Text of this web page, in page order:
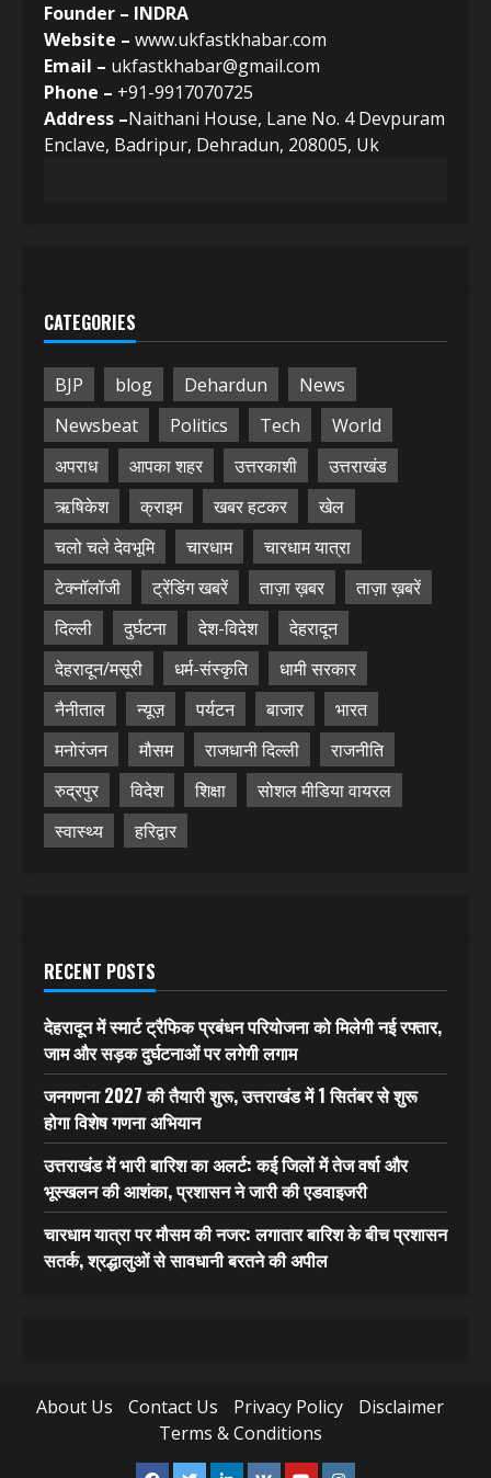
Founder – INDRA
Website – www.ukfastkhabar.com
Email – ukfastkhabar@gmail.com
Phone – +91-9917070725
Address –Naithani House, Lane No. 4 Devpuram
Enclave, Badripur, Dehradun, 208005, Uk
CATEGORIES
BJP blog Dehardun
News
Newsbeat
Politics Tech
World
अपराध
आपका शहर उत्तरकाशी
उत्तराखंड
ऋषिकेश
क्राइम खबर हटकर
खेल
चलो चले देवभूमि
चारधाम
चारधाम यात्रा
टेक्नॉलॉजी
ट्रेंडिंग खबरें ताज़ा ख़बर
ताज़ा ख़बरें
दिल्ली
दुर्घटना देश-विदेश
देहरादून
देहरादून/मसूरी
धर्म-संस्कृति
धामी सरकार
नैनीताल
न्यूज़ पर्यटन बाजार
भारत
मनोरंजन
मौसम राजधानी दिल्ली
राजनीति
रुद्रपुर
विदेश शिक्षा
सोशल मीडिया वायरल
स्वास्थ्य
हरिद्वार
RECENT POSTS
देहरादून में स्मार्ट ट्रैफिक प्रबंधन परियोजना को मिलेगी नई रफ्तार,
जाम और सड़क दुर्घटनाओं पर लगेगी लगाम
जनगणना 2027 की तैयारी शुरू, उत्तराखंड में 1 सितंबर से शुरू
होगा विशेष गणना अभियान
उत्तराखंड में भारी बारिश का अलर्ट: कई जिलों में तेज वर्षा और
भूस्खलन की आशंका, प्रशासन ने जारी की एडवाइजरी
चारधाम यात्रा पर मौसम की नजर: लगातार बारिश के बीच प्रशासन
सतर्क, श्रद्धालुओं से सावधानी बरतने की अपील
About Us Contact Us Privacy Policy
Disclaimer
Terms & Conditions